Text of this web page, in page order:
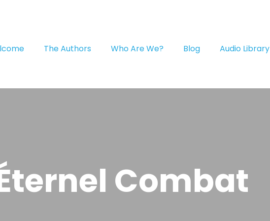
The Authors Who Are We? Blog Audio Library
Combat